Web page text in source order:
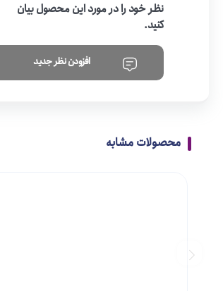
نظر خود را در مورد این محصول بیان
کنید.
افزودن نظر جدید
محصولات مشابه